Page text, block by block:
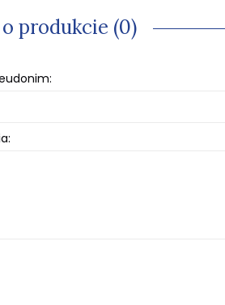
produkcie (0)